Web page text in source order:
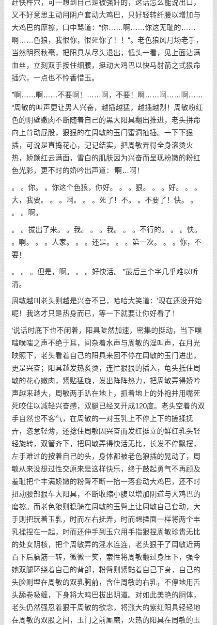
赶快杵穴，可一想到自己是被强奸的，这话怎么能说出口，
又不好意思主动用阴户套动大鸡巴，只好轻转纤腰以增加与
大鸡巴的摩擦，口中骂道：”你……啊……你这无耻的……
啊……色狼，我恨你，恨死你了！！“。老色狼风月场老手，
当然明察秋毫，把阳具从尽头退出，低头一看，见上面沾满
血丝，立刻双手按住细腰，挺动大鸡巴以快马射箭之式狠命
插穴，一点也不怜香惜玉。
”啊……啊……不要啊！……啊，不要！啊……啊……啊……
“周敏的叫声更让男人兴奋，越插越猛，越插越烈！周敏粉红
色的阴壁嫩肉不断随着自己的黑大阳具翻出推进，老头拼命
向上耸动屁股，狠狠的在周敏的玉门蜜洞抽插。一下下狠
插，可说是直捣花心，记记结实，把周敏弄得全身滚烫火
热，娇颜红云满面，雪白的肌肤因为兴奋而呈现粉嫩的粉红
色光彩，更不时的娇吟出声道：‘啊…啊！
。 。你。 。你这个色狼，你好。 。 。狠。 。 。好。 。 。
大，我要。 。 。啊。 。 。死了！不。 。不要了！快。 。
。 。啊。
。 。拔出了来。 。我。 。 。我。 。 。不行的。 。 。快。
。啊。 。 。人家。 。 。还是。 。 。第一次。 。 。你，不
要！
。 。 。但是，啊。 。 。好快活。 ”最后三个字几乎难以听
清。
周敏越叫老头则越是兴奋不已，哈哈大笑道：’现在还没开始
呢！我这才只是热身而已，等一下就要让你好看了！
‘说话时底下也不闲着，阳具陡然加速，密集的挺动，当下噗
嗤噗嗤之声不绝于耳，间杂着水声与周敏的淫叫声，在月光
映照下，老头看着自己的阳具来回不停在周敏的玉门进出，
更是兴奋；阳具越发热炙烫，连忙狠狠的插入，龟头抵住周
敏的花心嫩肉，紧贴猛旋，发出阵阵热力，把周敏弄得娇吟
声越来越大，周敏两手趴在地上，抓着地上的外袍并用嘴死
死咬住以减轻兴奋感，双腿已经叉开成120度。老头空着的双
手自然也不客气，在周敏的一对玉乳上不停上下的搓揉抚
弄，恣意轻薄，还捻住周敏因兴奋而发红挺立的鲜红乳头轻
轻旋转，双管齐下，把周敏弄得快活无比，长发不停飘摆，
左手难过的按着自己的头，身体都被老色狼插的晃动了，周
敏从来没想过性交原来是这样快乐，终于鼓起勇气不再顾及
羞耻把个丰满娇嫩的粉臀不断一抬一落套动大鸡巴，还不时
扭动腰部狠车大阳具，不断收缩小腹以增加阴道与大鸡巴的
磨擦。而老色狼则稳骑在周敏的玉臀上让周敏自己套动，大
手则把玩着玉乳，时而左右抚弄，时而想揉面一样将两个丰
乳揉捏在一起，时而还伸手到玉穴用手指狠捏周敏珍贵无比
的处女阴核，把个周敏弄的淫水连连，老头狠干了周敏近两
百下后脑筋一转，微微一笑，索性将周敏翻过身压下，强令
她双腿环绕着自己的背部，粉臀则紧黏着自己下身，自己的
头脸则埋在周敏的双乳胸前，含住周敏的右乳，不停地用舌
头舔卷吸缠，下身将大鸡巴拔出阴道。对如此美艳的胴体，
老头仍然强忍着狠干周敏的欲念，将涨大的紫红阳具轻轻地
在周敏的双股之间，玉门之前厮磨，火热的阳具在周敏的玉